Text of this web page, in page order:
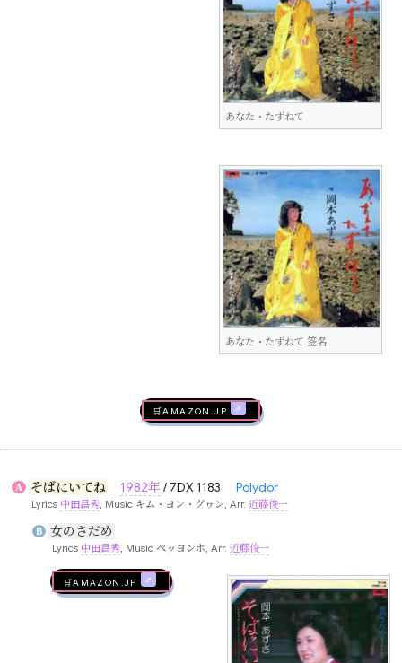
あなた・たずねて
あなた・たずねて 签名
🛒AMAZON.jp
A そばにいてね 1982年 / 7DX 1183 Polydor
Lyrics 中田昌秀 , Music キム・ヨン・グヮン , Arr.近藤俊一
B 女のさだめ
Lyrics 中田昌秀, Music ペッヨンホ, Arr. 近藤俊一
🛒AMAZON.jp